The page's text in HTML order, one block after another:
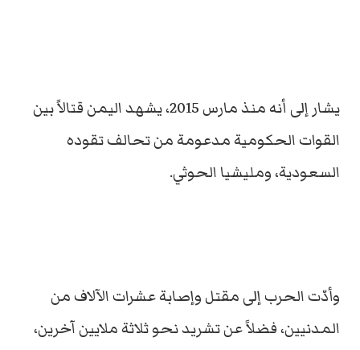
يشار إلى أنه منذ مارس 2015، يشهد اليمن قتالاً بين
القوات الحكومية مدعومة من تحالف تقوده
السعودية، ومليشيا الحوثي.
وأدّت الحرب إلى مقتل وإصابة عشرات الآلاف من
المدنيين، فضلاً عن تشريد نحو ثلاثة ملايين آخرين،